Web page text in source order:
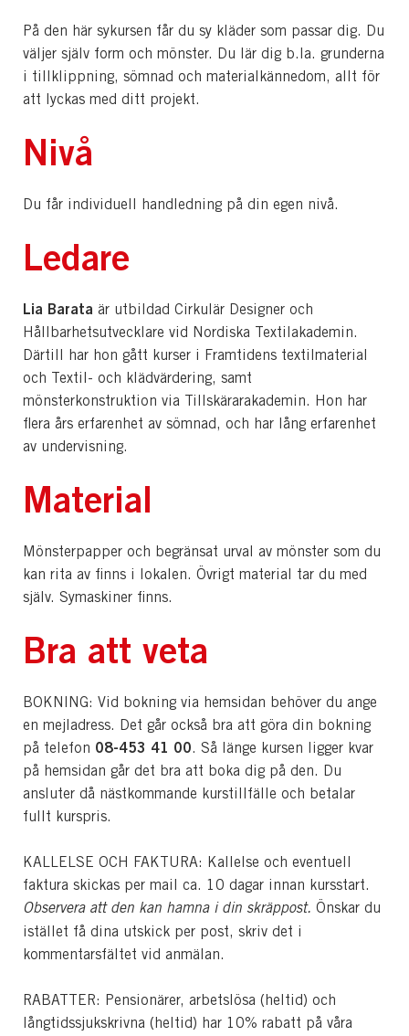
På den här sykursen får du sy kläder som passar dig. Du
väljer själv form och mönster. Du lär dig b.la. grunderna
i tillklippning, sömnad och materialkännedom, allt för
att lyckas med ditt projekt.
Nivå
Du får individuell handledning på din egen nivå.
Ledare
Lia Barata är utbildad Cirkulär Designer och
Hållbarhetsutvecklare vid Nordiska Textilakademin.
Därtill har hon gått kurser i Framtidens textilmaterial
och Textil- och klädvärdering, samt
mönsterkonstruktion via Tillskärarakademin. Hon har
flera års erfarenhet av sömnad, och har lång erfarenhet
av undervisning.
Material
Mönsterpapper och begränsat urval av mönster som du
kan rita av finns i lokalen. Övrigt material tar du med
själv. Symaskiner finns.
Bra att veta
BOKNING: Vid bokning via hemsidan behöver du ange
en mejladress. Det går också bra att göra din bokning
på telefon 08-453 41 00. Så länge kursen ligger kvar
på hemsidan går det bra att boka dig på den. Du
ansluter då nästkommande kurstillfälle och betalar
fullt kurspris.
KALLELSE OCH FAKTURA: Kallelse och eventuell
faktura skickas per mail ca. 10 dagar innan kursstart.
Observera att den kan hamna i din skräppost. Önskar du
istället få dina utskick per post, skriv det i
kommentarsfältet vid anmälan.
RABATTER: Pensionärer, arbetslösa (heltid) och
långtidssjukskrivna (heltid) har 10% rabatt på våra